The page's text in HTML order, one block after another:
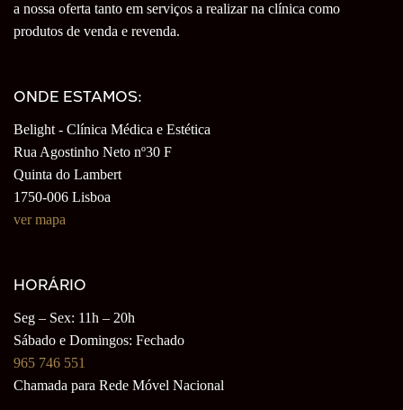
a nossa oferta tanto em serviços a realizar na clínica como
produtos de venda e revenda.
ONDE ESTAMOS:
Belight - Clínica Médica e Estética
Rua Agostinho Neto nº30 F
Quinta do Lambert
1750-006 Lisboa
ver mapa
HORÁRIO
Seg – Sex: 11h – 20h
Sábado e Domingos: Fechado
965 746 551
Chamada para Rede Móvel Nacional